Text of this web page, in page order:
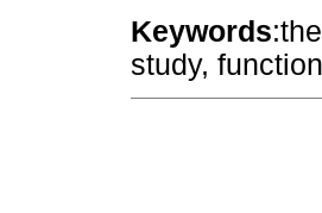
Keywords
study,